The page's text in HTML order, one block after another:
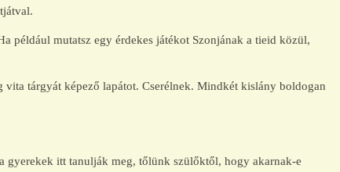
például mutatsz egy érdekes játékot Szonjának a tieid közül,
tárgyát képező lapátot. Cserélnek. Mindkét kislány boldogan
gyerekek itt tanulják meg, tőlünk szülőktől, hogy akarnak-e